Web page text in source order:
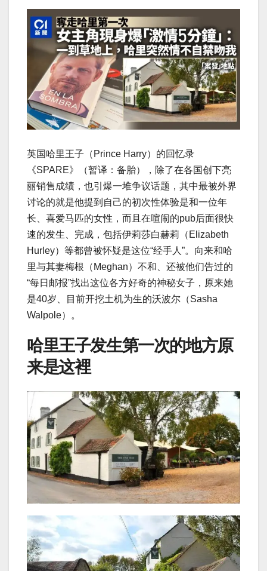
英国哈里王子（Prince Harry）的回忆录
《SPARE》（暂译：备胎），除了在各国创下亮
丽销售成绩，也引爆一堆争议话题，其中最被外界
讨论的就是他提到自己的初次性体验是和一位年
长、喜爱马匹的女性，而且在喧闹的pub后面很快
速的发生、完成，包括伊莉莎白赫莉（Elizabeth
Hurley）等都曾被怀疑是这位“经手人”。向来和哈
里与其妻梅根（Meghan）不和、还被他们告过的
“每日邮报”找出这位各方好奇的神秘女子，原来她
是40岁、目前开挖土机为生的沃波尔（Sasha
Walpole）。
哈里王子发生第一次的地方原
来是这裡